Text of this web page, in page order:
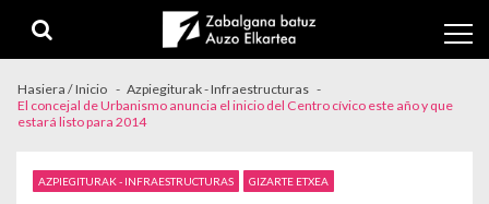
Hasiera / Inicio
Azpiegiturak - Infraestructuras
El concejal de Urbanismo anuncia el inicio del Centro cívico este año y que
estará listo para 2014
AZPIEGITURAK - INFRAESTRUCTURAS GIZARTE ETXEA